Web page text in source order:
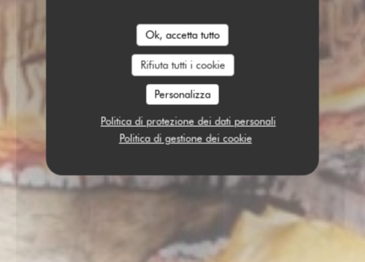
Ok, accetta tutto
Rifiuta tutti i cookie
Personalizza
Politica di protezione dei dati personali
Politica di gestione dei cookie